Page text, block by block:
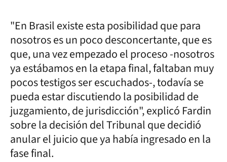
"En Brasil existe esta posibilidad que para
nosotros es un poco desconcertante, que es
que, una vez empezado el proceso -nosotros
ya estábamos en la etapa final, faltaban muy
pocos testigos ser escuchados-, todavía se
pueda estar discutiendo la posibilidad de
juzgamiento, de jurisdicción", explicó Fardin
sobre la decisión del Tribunal que decidió
anular el juicio que ya había ingresado en la
fase final.